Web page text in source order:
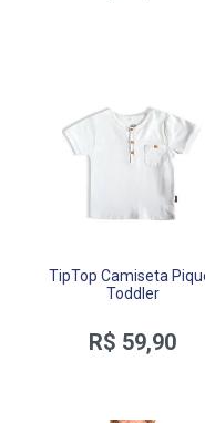
TipTop Camiseta
Toddler
R$ 59,90